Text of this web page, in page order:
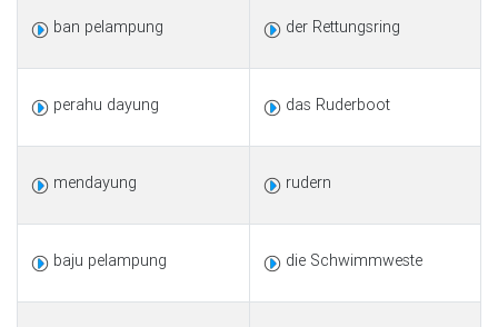
ban pelampung der Rettungsring
perahu dayung das Ruderboot
mendayung rudern
baju pelampung die Schwimmweste